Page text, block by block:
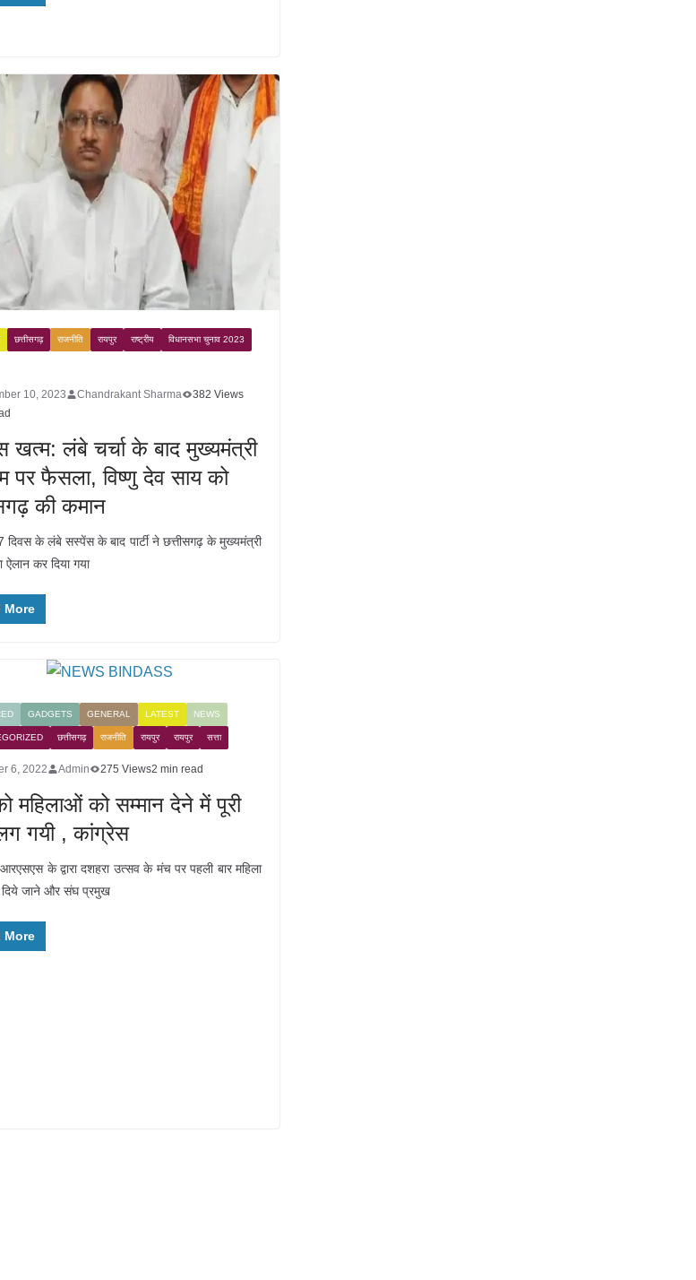
छत्तीसगढ़ राजनीति रायपुर राष्ट्रीय विधानसभा चुनाव 2023
10, 2023 Chandrakant Sharma
382 Views
खत्म: लंबे चर्चा के बाद मुख्यमंत्री
पर फैसला, विष्णु देव साय को
की कमान
दिवस के लंबे सस्पेंस के बाद पार्टी ने छत्तीसगढ़ के मुख्यमंत्री
ऐलान कर दिया गया
More
GADGETS GENERAL LATEST NEWS
छत्तीसगढ़ राजनीति रायपुर रायपुर सत्ता
6, 2022 Admin 275 Views2 min read
महिलाओं को सम्मान देने में पूरी
गयी , कांग्रेस
के द्वारा दशहरा उत्सव के मंच पर पहली बार महिला
दिये जाने और संघ प्रमुख
More